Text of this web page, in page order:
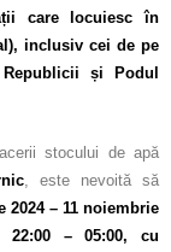
care locuiesc în
inclusiv cei de pe
și Podul
stocului de apă
, este nevoită să
2024 – 11 noiembrie
22:00 – 05:00, cu